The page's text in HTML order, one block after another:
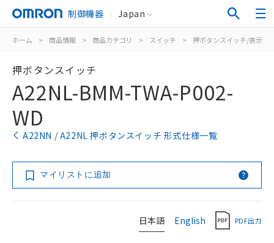
制御機器 Japan
ホーム > 商品情報 > 商品カテゴリ > スイッチ > 押ボタンスイッチ/表示灯
押ボタンスイッチ
A22NL-BMM-TWA-P002-
WD
A22NN / A22NL 押ボタンスイッチ 形式仕様一覧
マイリストに追加
日本語 English PDF出力